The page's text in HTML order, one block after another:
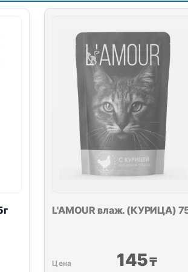
L'AMOUR влаж. (КУРИЦА)
145₸